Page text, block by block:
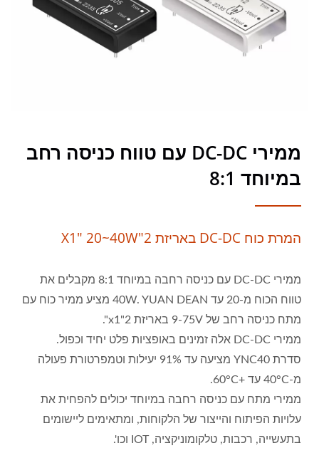
ממירי DC-DC עם טווח כניסה רחב
במיוחד 8:1
המרת כוח DC-DC באריזת 2"x1" 20~40W
ממירי DC-DC עם כניסה רחבה במיוחד 8:1 מקבלים את
טווח הכוח מ-20 עד 40W. YUAN DEAN מציע ממיר כוח עם
מתח כניסה רחב של 9-75V באריזת 2"x1".
ממירי DC-DC אלה זמינים באופציות פלט יחיד וכפול.
סדרת YNC40 מציעה עד 91% יעילות וטמפרטורת פעולה
מ-40°C עד +60°C.
ממירי מתח עם כניסה רחבה במיוחד יכולים להפחית את
עלויות הפיתוח והייצור של הלקוחות, ומתאימים ליישומים
בתעשייה, רכבות, טלקומוניקציה, IOT וכו'.